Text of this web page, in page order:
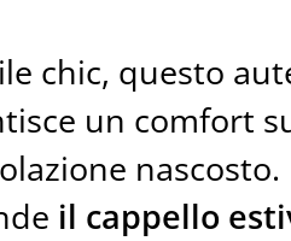
chic, questo
un comfort
il cappello